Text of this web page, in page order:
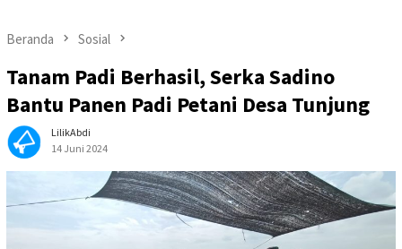
Beranda Sosial
Tanam Padi Berhasil, Serka Sadino
Bantu Panen Padi Petani Desa Tunjung
LilikAbdi
14 Juni 2024